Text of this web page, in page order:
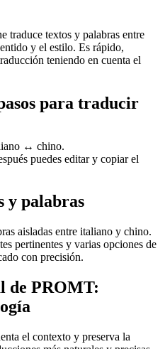
traduce textos y palabras entre
y el estilo. Es rápido,
teniendo en cuenta el
para traducir
↔ chino.
puedes editar y copiar el
y palabras
aisladas entre italiano y chino.
pertinentes y varias opciones de
con precisión.
de PROMT:
el contexto y preserva la